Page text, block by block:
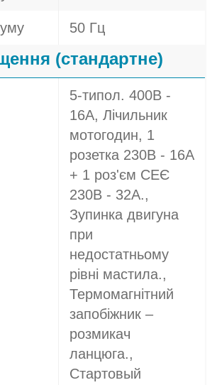
50 Гц
(стандартне)
5-типол. 400В -
16A, Лічильник
мотогодин, 1
розетка 230В - 16A
+ 1 роз'єм СЕЄ
230В - 32A.,
Зупинка двигуна
при
недостатньому
рівні мастила.,
Термомагнітний
запобіжник –
розмикач
ланцюга.,
Стартовый